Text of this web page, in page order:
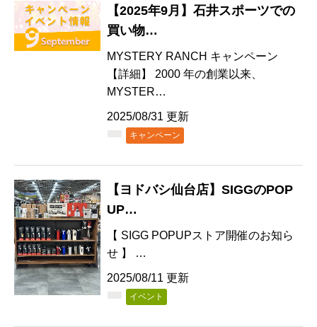
【2025年9月】石井スポーツでの
買い物…
MYSTERY RANCH キャンペーン
【詳細】 2000 年の創業以来、
MYSTER…
2025/08/31 更新
キャンペーン
【ヨドバシ仙台店】SIGGのPOP
UP…
【 SIGG POPUPストア開催のお知ら
せ 】 …
2025/08/11 更新
イベント